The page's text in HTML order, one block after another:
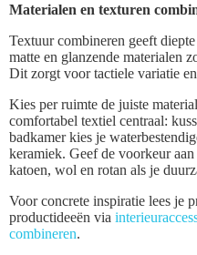
Materialen en texturen
Textuur combineren geeft
matte en glanzende materialen
Dit zorgt voor tactiele variatie
Kies per ruimte de juiste
comfortabel textiel centraal:
badkamer kies je
keramiek. Geef de voorkeur
katoen, wol en rotan als je
Voor concrete inspiratie lees je
productideeën via
combineren.